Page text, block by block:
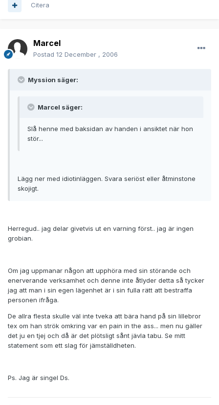
Citera
Marcel
Postad 12 December , 2006
Myssion säger:
Marcel säger:
Slå henne med baksidan av handen i ansiktet när hon
stör...
Lägg ner med idiotinläggen. Svara seriöst eller åtminstone
skojigt.
Herregud.. jag delar givetvis ut en varning först.. jag är ingen
grobian.
Om jag uppmanar någon att upphöra med sin störande och
enerverande verksamhet och denne inte åtlyder detta så tycker
jag att man i sin egen lägenhet är i sin fulla rätt att bestraffa
personen ifråga.
De allra flesta skulle väl inte tveka att bära hand på sin lillebror
tex om han strök omkring var en pain in the ass... men nu gäller
det ju en tjej och då är det plötsligt sånt jävla tabu. Se mitt
statement som ett slag för jämställdheten.
Ps. Jag är singel Ds.